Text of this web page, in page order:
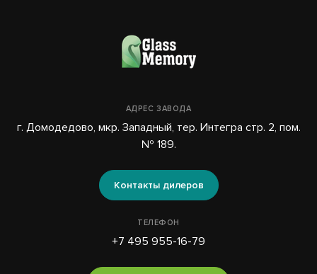
АДРЕС ЗАВОДА
г. Домодедово, мкр. Западный, тер. Интегра стр. 2, пом.
№ 189.
Контакты дилеров
ТЕЛЕФОН
+7 495 955-16-79